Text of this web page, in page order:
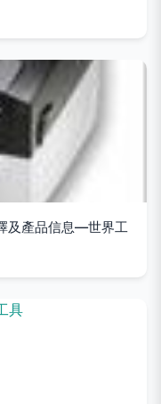
及產品信息—世界工